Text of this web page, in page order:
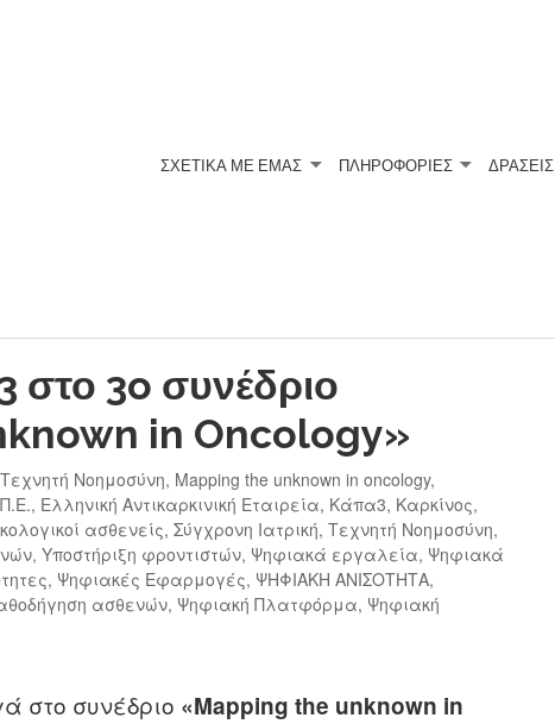
ΣΧΕΤΙΚΆ ΜΕ ΕΜΆΣ ΠΛΗΡΟΦΟΡΙΕΣ ΔΡΑΣΕΙΣ
στο 3o συνέδριο
in Oncology»
Νοημοσύνη, Mapping the unknown in oncology,
, Ελληνική Αντικαρκινική Εταιρεία, Κάπα3, Καρκίνος,
ασθενείς,Σύγχρονη Ιατρική,Τεχνητή Νοημοσύνη,
,Υποστήριξη φροντιστών, Ψηφιακά εργαλεία, Ψηφιακά
, Ψηφιακές Εφαρμογές, ΨΗΦΙΑΚΗ ΑΝΙΣΟΤΗΤΑ,
ασθενών, Ψηφιακή Πλατφόρμα, Ψηφιακή
στο συνέδριο «Mapping the unknown in